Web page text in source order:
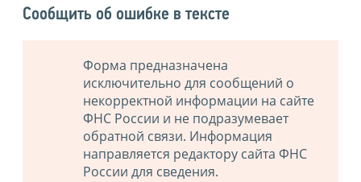
Сообщить об ошибке в тексте
Форма предназначена
исключительно для сообщений о
некорректной информации на сайте
ФНС России и не подразумевает
обратной связи. Информация
направляется редактору сайта ФНС
России для сведения.